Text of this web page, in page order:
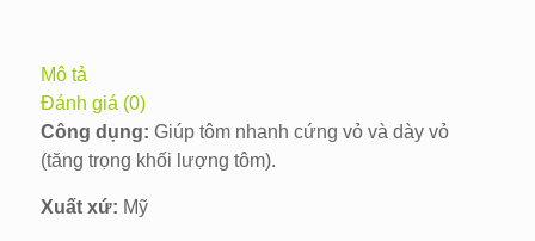
Mô tả
Đánh giá (0)
Công dụng: Giúp tôm nhanh cứng vỏ và dày vỏ
(tăng trọng khối lượng tôm).
Xuất xứ: Mỹ